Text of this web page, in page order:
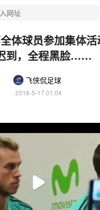
体球员参加集体活
到，全程黑脸……
飞侠侃足球
2018-5-17 01:04